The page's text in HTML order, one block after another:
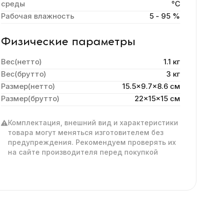
среды
°C
Рабочая влажность
5 - 95 %
Физические параметры
Вес(нетто)
1.1 кг
Вес(брутто)
3 кг
Размер(нетто)
15.5x9.7x8.6 cм
Размер(брутто)
22x15x15 см
Комплектация, внешний вид и характеристики
товара могут меняться изготовителем без
предупреждения. Рекомендуем проверять их
на сайте производителя перед покупкой